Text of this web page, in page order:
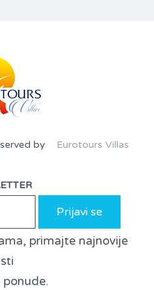
by Eurotours Villas
Prijavi se
primajte najnovije
ponude.